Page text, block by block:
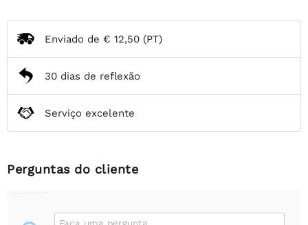
Enviado de € 12,50 (PT)
30 dias de reflexão
Serviço excelente
Perguntas do cliente